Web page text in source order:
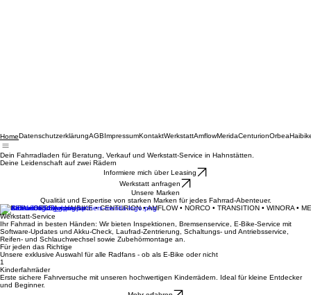
HomeDatenschutzerklärungAGB ImpressumKontaktWerkstattAmflowMeridaCenturion
Dein Fahrradladen für Beratung, Verkauf und Werkstatt-Service in Hahnstätten.
Informiere mich über Leasing
Werkstatt anfragen
Qualität und Expertise von starken Marken für jedes Fahrrad-Abenteuer.
MERIDA • ORBEA • HAIBIKE • CENTURION • AMFLOW • NORCO • TRANSITION • WINORA •
Werkstatt-Service
Ihr Fahrrad in besten Händen: Wir bieten Inspektionen, Bremsenservice, E-Bike-Service mit
Software-Updates und Akku-Check, Laufrad-Zentrierung, Schaltungs- und Antriebsservice,
Reifen- und Schlauchwechsel sowie Zubehörmontage an.
Für jeden das Richtige
Unsere exklusive Auswahl für alle Radfans - ob als E-Bike oder nicht
1